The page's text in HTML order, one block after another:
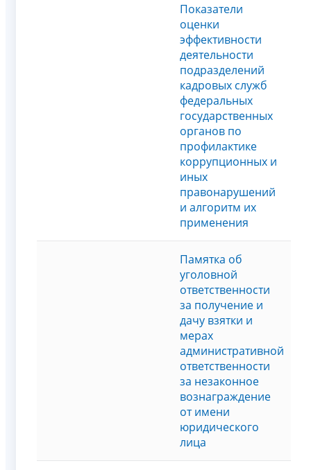
Показатели
оценки
эффективности
деятельности
подразделений
кадровых служб
федеральных
государственных
органов по
профилактике
коррупционных и
иных
правонарушений
и алгоритм их
применения
Памятка об
уголовной
ответственности
за получение и
дачу взятки и
мерах
административной
ответственности
за незаконное
вознаграждение
от имени
юридического
лица